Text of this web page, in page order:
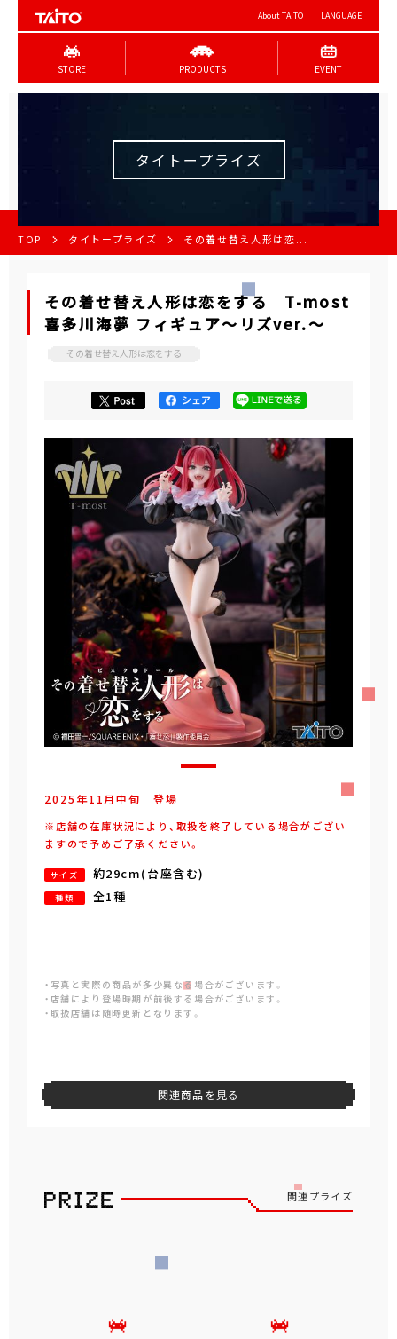
About TAITO LANGUAGE
STORE PRODUCTS EVENT
タイトープライズ
TOP タイトープライズ その着せ替え人形は恋...
その着せ替え人形は恋をする T-most
喜多川海夢 フィギュア～リズver.～
その着せ替え人形は恋をする
2025年11月中旬 登場
※店舗の在庫状況により、取扱を終了している場合がござい
ますので予めご了承ください。
サイズ 約29cm(台座含む)
種類 全1種
・写真と実際の商品が多少異なる場合がございます。
・店舗により登場時期が前後する場合がございます。
・取扱店舗は随時更新となります。
関連商品を見る
関連プライズ